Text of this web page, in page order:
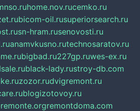
home.nov.rucemko.ru
bicom-oil.rusuperiorsearch.ru
sn-hram.rusenovosti.ru
anamvkusno.rutechnosaratov.ru
bigbad.ru227gp.ruwes-ex.ru
black-lady.rustroy-db.com
zozor.rudvigremont.ru
blogizotovoy.ru
remontdoma.com